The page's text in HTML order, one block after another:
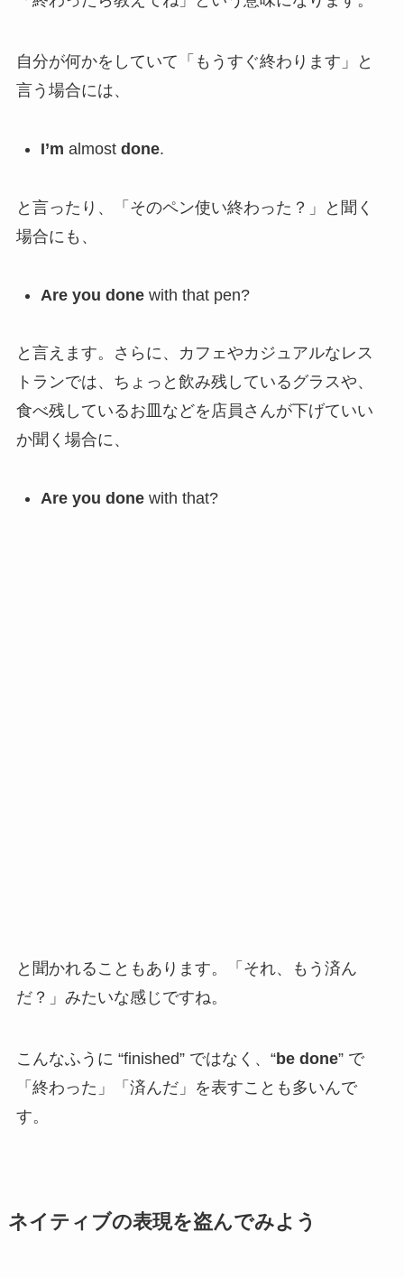
自分が何かをしていて「もうすぐ終わります」と
言う場合には、
I’m almost done.
と言ったり、「そのペン使い終わった？」と聞く
場合にも、
Are you donewith that pen?
と言えます。さらに、カフェやカジュアルなレス
トランでは、ちょっと飲み残しているグラスや、
食べ残しているお皿などを店員さんが下げていい
か聞く場合に、
Are you donewith that?
と聞かれることもあります。「それ、もう済ん
だ？」みたいな感じですね。
こんなふうに “finished” ではなく、“be done” で
「終わった」「済んだ」を表すことも多いんで
す。
ネイティブの表現を盗んでみよう